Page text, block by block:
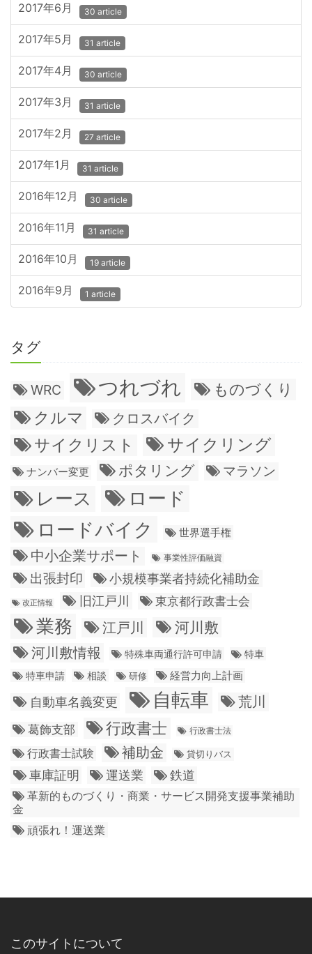
2017年6月 30 article
2017年5月 31 article
2017年4月 30 article
2017年3月 31 article
2017年2月 27 article
2017年1月 31 article
2016年12月 30 article
2016年11月 31 article
2016年10月 19 article
2016年9月 1 article
タグ
WRC つれづれ ものづくり
クルマ クロスバイク
サイクリスト サイクリング
ナンバー変更 ポタリング マラソン
レース
ロード
ロードバイク
世界選手権
中小企業サポート 事業性評価融資
出張封印 小規模事業者持続化補助金
改正情報 旧江戸川 東京都行政書士会
業務 江戸川
河川敷
河川敷情報
特殊車両通行許可申請
特車
特車申請
相談 研修 経営力向上計画
自動車名義変更 自転車 荒川
葛飾支部 行政書士 行政書士法
行政書士試験 補助金 貸切りバス
車庫証明 運送業 鉄道
革新的ものづくり・商業・サービス開発支援事業補助
金
頑張れ！運送業
このサイトについて